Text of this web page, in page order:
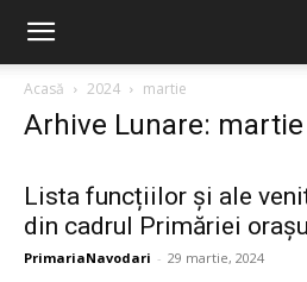
Acasă 2024 martie
Arhive Lunare:
Lista funcțiilor și ale
din cadrul Primăriei
PrimariaNavodari - 29 martie, 2024